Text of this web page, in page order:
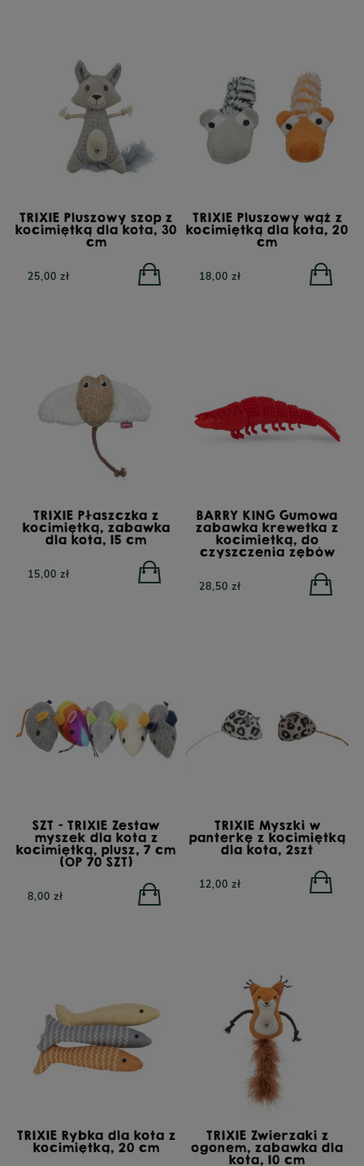
TRIXIE Pluszowy szop z
kocimiętką dla kota, 30
cm
25,00 zł
TRIXIE Pluszowy wąż z
kocimiętką dla kota, 20
cm
18,00 zł
TRIXIE Płaszczka z
kocimiętką, zabawka
dla kota, 15 cm
15,00 zł
BARRY KING Gumowa
zabawka krewetka z
kocimietką, do
czyszczenia zębów
28,50 zł
SZT - TRIXIE Zestaw
myszek dla kota z
kocimiętką, plusz, 7 cm
(OP 70 SZT)
8,00 zł
TRIXIE Myszki w
panterkę z kocimiętką
dla kota, 2szt
12,00 zł
TRIXIE Rybka dla kota z
kocimiętką, 20 cm
TRIXIE Zwierzaki z
ogonem, zabawka dla
kota, 10 cm